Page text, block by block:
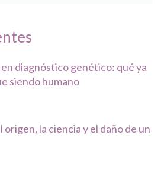
diagnóstico genético: qué ya
siendo humano
origen, la ciencia y el daño de un